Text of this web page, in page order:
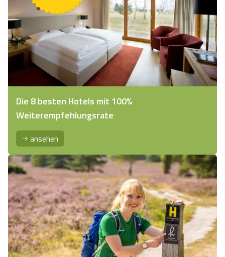
Die 8 besten Hotels mit 100%
Weiterempfehlungsrate
ansehen